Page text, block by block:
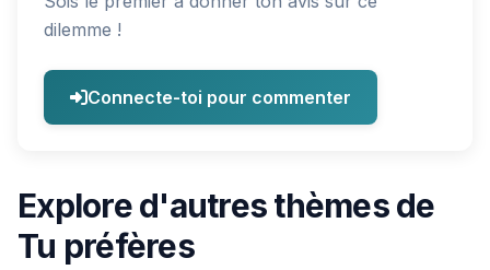
dilemme !
Connecte-toi pour commenter
Explore d'autres thèmes de
Tu préfères